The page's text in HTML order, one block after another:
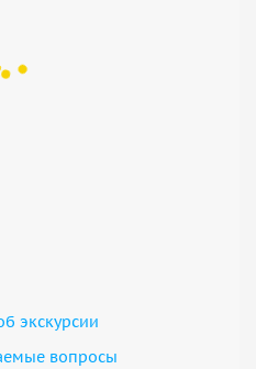
экскурсии
вопросы